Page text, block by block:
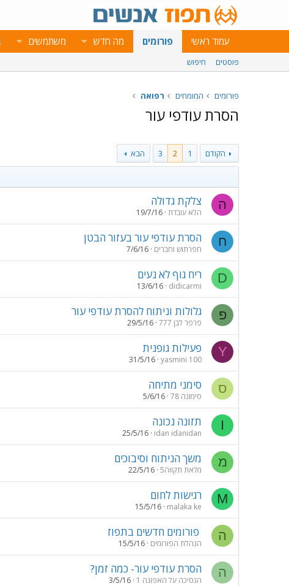
עמוד ראשי פורומים מה חדש משתמשים
פוסטים חיפוש
פורומים המומחים רפואה
הסרת עודפי עור
הקודם 1
2
3 הבא
ה צלקת גדולה
הלא עובדת 19/7/16
ח הסרת עודפי עור בעזור הבטן
חפרתוש וחברים 7/6/16
D ריח גוף לא נעים
didicarmi
13/6/16
פ גלולות וניתוח להסרת עודפי עור
פרפר לבן 777 29/5/16
Y פעילות גופנית
yasmini 100
31/5/16
ס סימני מתיחה
סימונה 78 5/6/16
I תזונה נכונה
idan idanidan
25/5/16
מ משך הניתוח וסיבוכים
מלאת תקווה5 22/5/16
M רגישות לחום
malaka ke
15/5/16
ה פורומים חדשים בתפוז
הנהלת הפורומים 15/5/16
ה הסרת עודפי עור- כמה זמן?
הנסיכה על האפונה 1 3/5/16